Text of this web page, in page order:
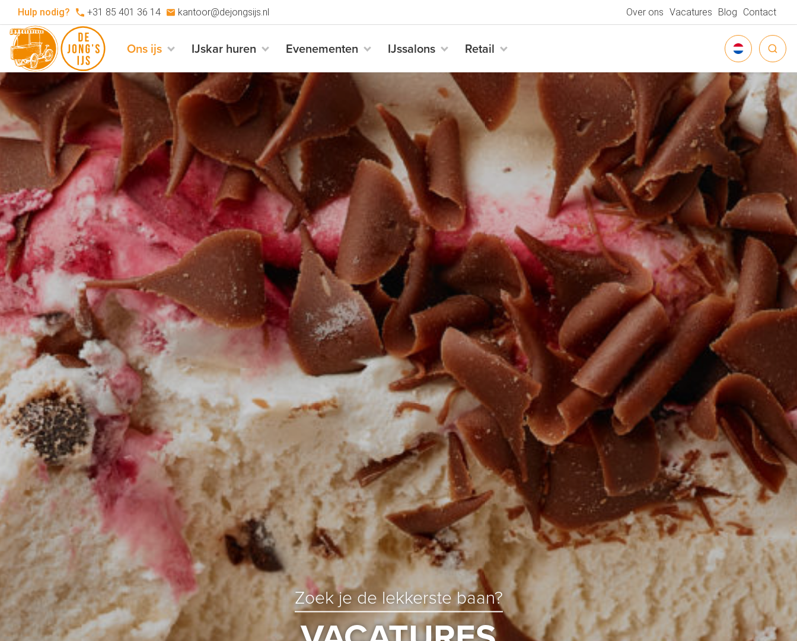
Hulp nodig? +31 85 401 36 14 kantoor@dejongsijs.nl Over ons Vacatures Blog Contact
NEDERLANDS
DEUTSCH
ENGLISH
Ons ijs IJskar huren Evenementen IJssalons Retail
Zoek je de lekkerste baan?